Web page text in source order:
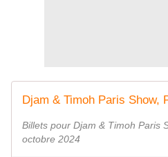
Djam & Timoh Paris Show,
Billets pour Djam & Timoh Paris
octobre 2024